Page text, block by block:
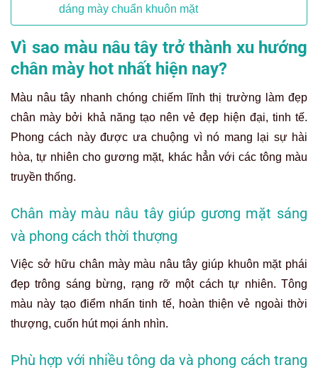
dáng mày chuẩn khuôn mặt
Vì sao màu nâu tây trở thành xu hướng
chân mày hot nhất hiện nay?
Màu nâu tây nhanh chóng chiếm lĩnh thị trường làm đẹp
chân mày bởi khả năng tạo nên vẻ đẹp hiện đại, tinh tế.
Phong cách này được ưa chuộng vì nó mang lại sự hài
hòa, tự nhiên cho gương mặt, khác hẳn với các tông màu
truyền thống.
Chân mày màu nâu tây giúp gương mặt sáng
và phong cách thời thượng
Việc sở hữu chân mày màu nâu tây giúp khuôn mặt phái
đẹp trông sáng bừng, rạng rỡ một cách tự nhiên. Tông
màu này tạo điểm nhấn tinh tế, hoàn thiện vẻ ngoài thời
thượng, cuốn hút mọi ánh nhìn.
Phù hợp với nhiều tông da và phong cách trang